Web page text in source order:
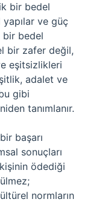
bir bedel
ve güç
bir bedel
bir zafer değil,
eşitsizlikleri
adalet ve
gibi
tanımlanır.
başarı
sonuçları
ödediği
normların